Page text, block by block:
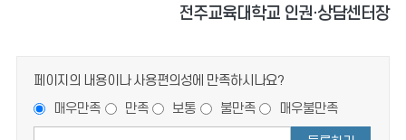
전주교육대학교 인권·상담센터장
페이지의 내용이나 사용편의성에 만족하시나요?
매우만족
만족 보통 불만족 매우불만족